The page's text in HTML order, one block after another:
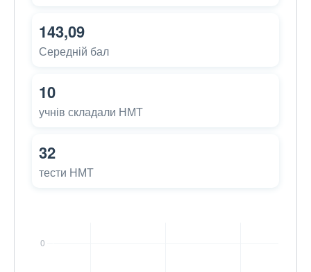
143,09
Середній бал
10
учнів складали НМТ
32
тести НМТ